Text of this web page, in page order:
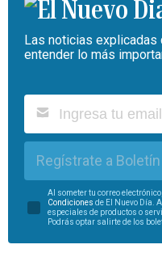
Las noticias explicadas
entender lo más
Regístrate a Boletín
Al someter tu correo
Condiciones de El Nuevo Día.
especiales de productos o
Podrás optar salirte de los